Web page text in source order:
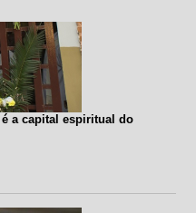
a capital espiritual do